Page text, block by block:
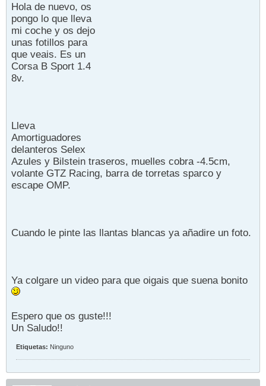
Hola de nuevo, os
pongo lo que lleva
mi coche y os dejo
unas fotillos para
que veais. Es un
Corsa B Sport 1.4
8v.
Lleva
Amortiguadores
delanteros Selex
Azules y Bilstein traseros, muelles cobra -4.5cm,
volante GTZ Racing, barra de torretas sparco y
escape OMP.
Cuando le pinte las llantas blancas ya añadire un foto.
Ya colgare un video para que oigais que suena bonito
Espero que os guste!!!
Un Saludo!!
Etiquetas: Ninguno